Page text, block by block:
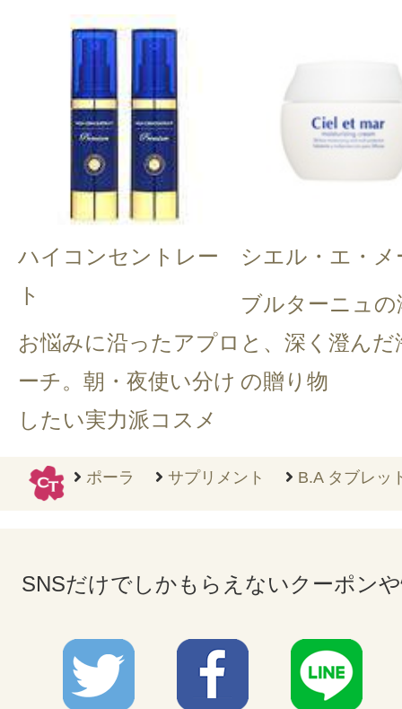
ハイコンセントレー
ト
お悩みに沿ったアプロ
ーチ。朝・夜使い分け
したい実力派コスメ
シエル・エ・メ
ブルターニュの
と、深く澄んだ
の贈り物
ポーラ サプリメント B.A タブレッ
SNSだけでしかもらえないクーポン